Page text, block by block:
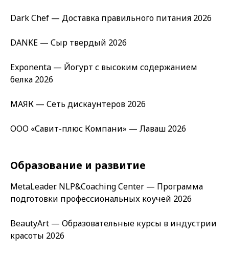
Dark Chef — Доставка правильного питания 2026
DANKE — Сыр твердый 2026
Exponenta — Йогурт с высоким содержанием
белка 2026
МАЯК — Сеть дискаунтеров 2026
ООО «Савит-плюс Компани» — Лаваш 2026
Образование и развитие
MetaLeader. NLP&Coaching Center — Программа
подготовки профессиональных коучей 2026
BeautyArt — Образовательные курсы в индустрии
красоты 2026